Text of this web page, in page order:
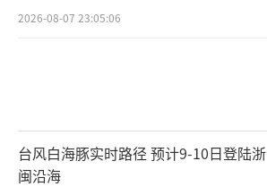
2026-08-07 23:05:06
台风白海豚实时路径 预计9-10日登陆浙
闽沿海